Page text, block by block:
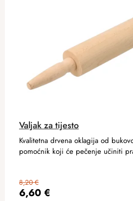
Valjak za tijesto
6,60 €
8,20 €
Kvalitetna drvena oklagija od
pomoćnik koji će pečenje učiniti